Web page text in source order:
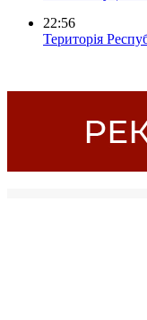
22:56
Територія